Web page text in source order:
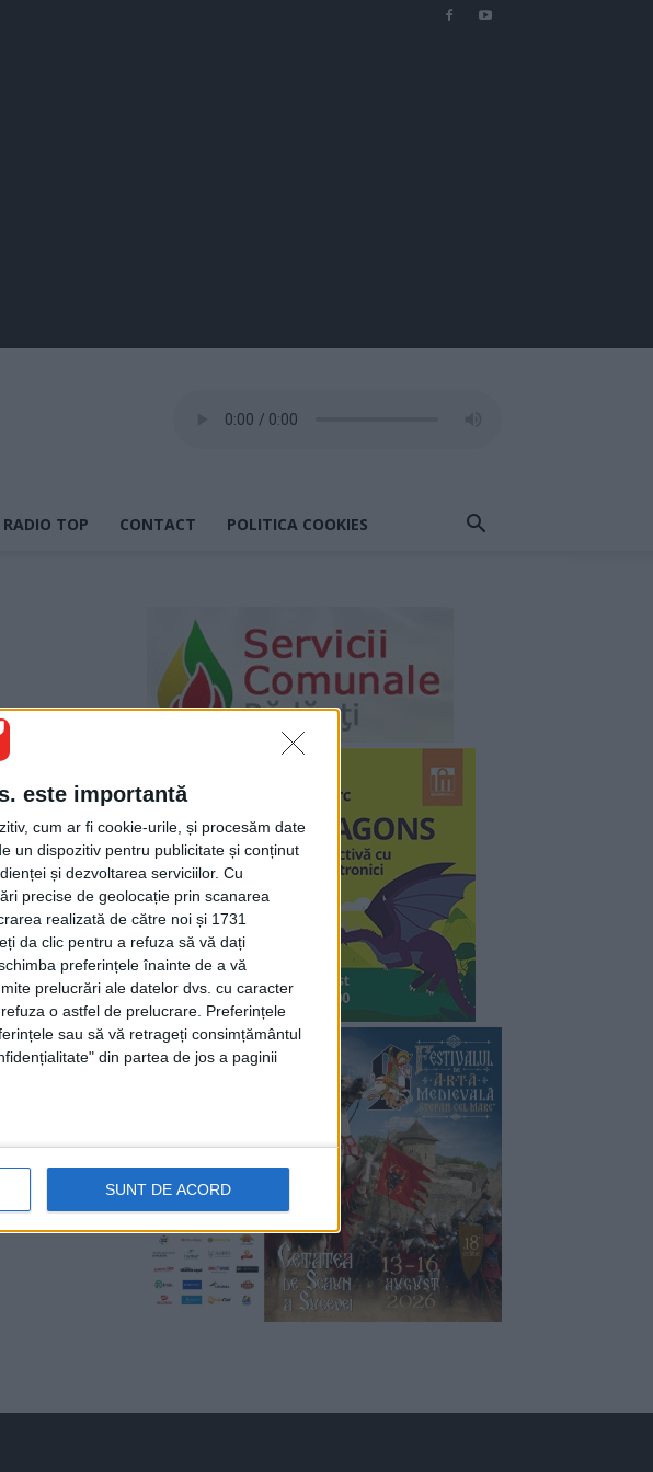
este importantă
cum ar fi cookie-urile, și procesăm date
un dispozitiv pentru publicitate și conținut
și dezvoltarea serviciilor. Cu
precise de geolocație prin scanarea
realizată de către noi și 1731
da clic pentru a refuza să vă dați
preferințele înainte de a vă
prelucrări ale datelor dvs. cu caracter
o astfel de prelucrare. Preferințele
sau să vă retrageți consimțământul
din partea de jos a paginii
SUNT DE ACORD
RADIO TOP CONTACT POLITICA COOKIES